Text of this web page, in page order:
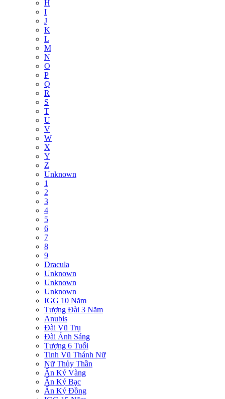
H
I
J
K
L
M
N
O
P
Q
R
S
T
U
V
W
X
Y
Z
Unknown
1
2
3
4
5
6
7
8
9
Dracula
Unknown
Unknown
Unknown
IGG 10 Năm
Tượng Đài 3 Năm
Anubis
Đài Vũ Trụ
Đài Ánh Sáng
Tượng 6 Tuổi
Tinh Vũ Thánh Nữ
Nữ Thủy Thần
Ấn Ký Vàng
Ấn Ký Bạc
Ấn Ký Đồng